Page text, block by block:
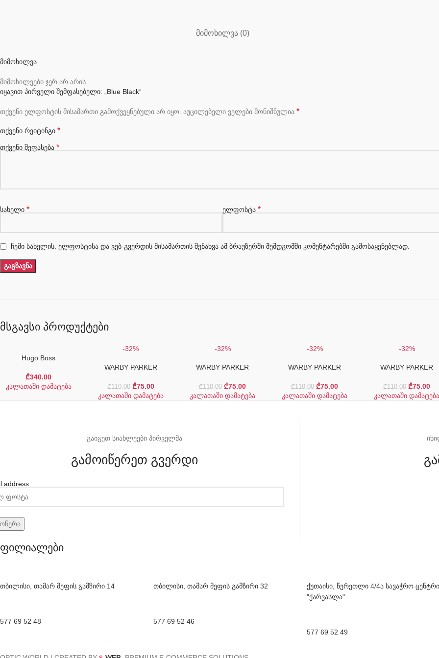
ᲛᲘᲛᲝᲮᲘᲚᲕᲐ (0)
მიმოხილვა
მიმოხილვები ჯერ არ არის.
იყავით პირველი შემფასებელი: „Blue Black“
თქვენი ელფოსტის მისამართი გამოქვეყნებული არ იყო. აუცილებელი ველები მონიშნულია *
თქვენი რეიტინგი *
თქვენი შეფასება *
სახელი * ელფოსტა*
ჩემი სახელის. ელფოსტისა და ვებ-გვერდის მისამართის შენახვა ამ ბრაუზერში შემდგომში კომენტარებში გამოსაყენებლად.
მსგავსი პროდუქტები
Hugo Boss
₾340.00
კალათაში დამატება
-32%
WARBY PARKER
₾110.00 ₾75.00
კალათაში დამატება
-32%
WARBY PARKER
₾110.00 ₾75.00
კალათაში დამატება
-32%
WARBY PARKER
₾110.00 ₾75.00
კალათაში დამატება
-32%
WARBY PARKER
₾110.00 ₾75.00
კალათაში დამატება
გაიგეთ სიახლეები პირველმა
გამოიწერეთ გვერდი
address
ფილიალები
თბილისი, თამარ მეფის გამზირი 14
577 69 52 48
თბილისი, თამარ მეფის გამზირი 32
577 69 52 46
ქუთაისი, წერეთლი 4/4ა სავაჭრო ცენტრი
"ქარვასლა"
577 69 52 49